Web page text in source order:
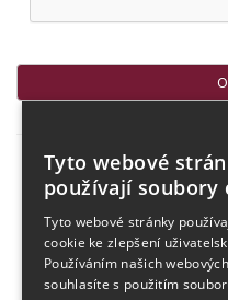
Tyto webové
používají soubory
Tyto webové stránky
cookie ke zlepšení
Používáním našich
souhlasíte s použitím